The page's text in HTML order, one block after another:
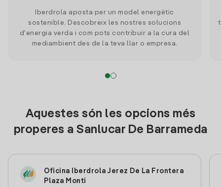
Iberdrola aposta per un model energètic
sostenible. Descobreix les nostres solucions
d'energia verda i com pots contribuir a la cura del
mediambient des de la teva llar o empresa.
Aquestes són les opcions més
properes a Sanlucar De Barrameda
Oficina Iberdrola Jerez De La Frontera
Plaza Monti